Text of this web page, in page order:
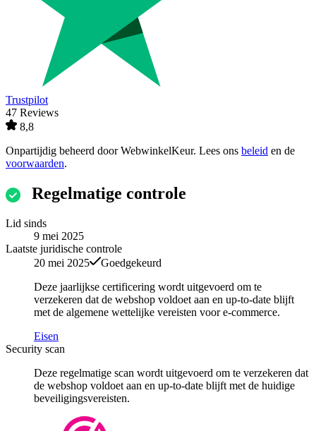
Trustpilot
47 Reviews
8,8
Onpartijdig beheerd doorWebwinkelKeur. Lees ons beleid en de
voorwaarden.
Regelmatige controle
Lid sinds
9 mei 2025
Laatste juridische controle
20 mei 2025
Goedgekeurd
Deze jaarlijkse certificering wordt uitgevoerd om te
verzekeren dat de webshop voldoet aan en up-to-date blijft
met de algemene wettelijke vereisten voor e-commerce.
Eisen
Security scan
Deze regelmatige scan wordt uitgevoerd om te verzekeren dat
de webshop voldoet aan en up-to-date blijft met de huidige
beveiligingsvereisten.